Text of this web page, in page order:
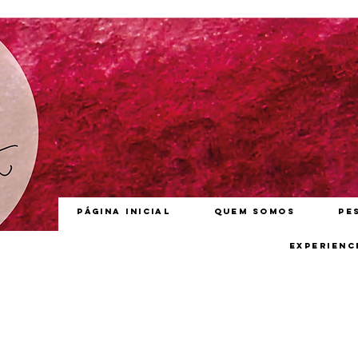
Página inicial Quem somos